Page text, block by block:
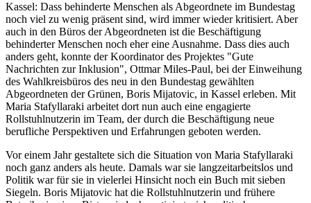
Kassel: Dass behinderte Menschen als Abgeordnete im Bundestag
noch viel zu wenig präsent sind, wird immer wieder kritisiert. Aber
auch in den Büros der Abgeordneten ist die Beschäftigung
behinderter Menschen noch eher eine Ausnahme. Dass dies auch
anders geht, konnte der Koordinator des Projektes "Gute
Nachrichten zur Inklusion", Ottmar Miles-Paul, bei der Einweihung
des Wahlkreisbüros des neu in den Bundestag gewählten
Abgeordneten der Grünen, Boris Mijatovic, in Kassel erleben. Mit
Maria Stafyllaraki arbeitet dort nun auch eine engagierte
Rollstuhlnutzerin im Team, der durch die Beschäftigung neue
berufliche Perspektiven und Erfahrungen geboten werden.
Vor einem Jahr gestaltete sich die Situation von Maria Stafyllaraki
noch ganz anders als heute. Damals war sie langzeitarbeitslos und
Politik war für sie in vielerlei Hinsicht noch ein Buch mit sieben
Siegeln. Boris Mijatovic hat die Rollstuhlnutzerin und frühere